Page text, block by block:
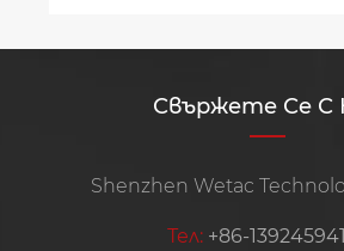
Свържете Се С
Shenzhen Wetac
Тел: +86-